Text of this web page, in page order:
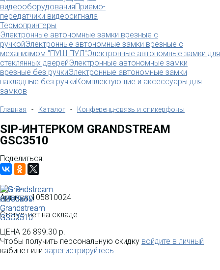
видеооборудованияПриемо-
передатчики видеосигнала
Термопринтеры
Электронные автономные замки врезные с
ручкойЭлектронные автономные замки врезные с
механизмом "ПУШ ПУЛ"Электронные автономные замки для
стеклянных дверейЭлектронные автономные замки
врезные без ручкиЭлектронные автономные замки
накладные без ручкиКомплектующие и аксессуары для
замков
Главная - Каталог - Конференц-связь и спикерфоны
SIP-ИНТЕРКОМ GRANDSTREAM
GSC3510
Поделиться:
Артикул:105810024
Статус: нет на складе
ЦЕНА 26 899.30 р.
Чтобы получить персональную скидку войдите в личный
кабинет или зарегистрируйтесь